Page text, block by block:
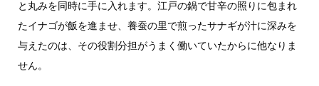
と丸みを同時に手に入れます。江戸の鍋で甘辛の照りに包まれ
たイナゴが飯を進ませ、養蚕の里で煎ったサナギが汁に深みを
与えたのは、その役割分担がうまく働いていたからに他なりま
せん。